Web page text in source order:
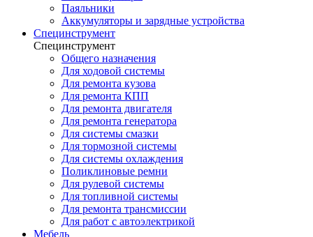
Паяльники
Аккумуляторы и зарядные устройства
Специнструмент
Специнструмент
Общего назначения
Для ходовой системы
Для ремонта кузова
Для ремонта КПП
Для ремонта двигателя
Для ремонта генератора
Для системы смазки
Для тормозной системы
Для системы охлаждения
Поликлиновые ремни
Для рулевой системы
Для топливной системы
Для ремонта трансмиссии
Для работ с автоэлектрикой
Мебель